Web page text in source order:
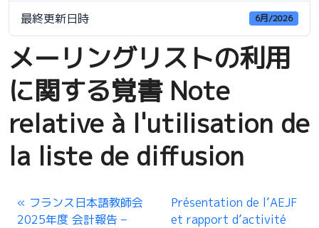
最終更新日時 6月/2026
メーリングリストの利用
に関する覚書 Note
relative à l'utilisation de
la liste de diffusion
フランス日本語教師会
2025年度 会計報告 –
Présentation de l’AEJF
et rapport d’activité